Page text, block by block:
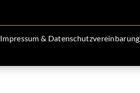
Impressum & Datenschutzvereinbarung